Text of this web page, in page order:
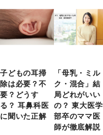
子どもの耳掃
除は必要？不
要？どうす
る？ 耳鼻科医
に聞いた正解
「母乳・ミル
ク・混合」結
局どれがいい
の？ 東大医学
部卒のママ医
師が徹底解説